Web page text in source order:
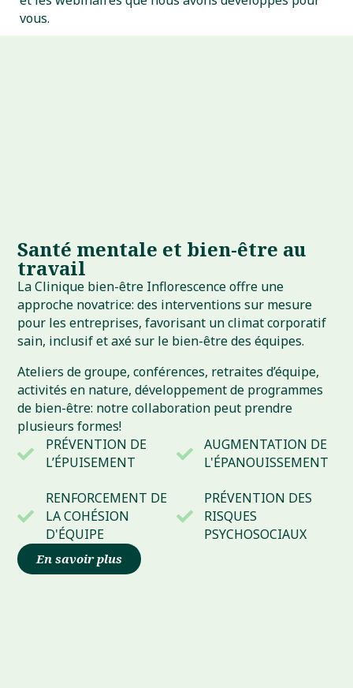
vous.
Santé mentale et bien-être au
travail
La Clinique bien-être Inflorescence offre une
approche novatrice: des interventions sur mesure
pour les entreprises, favorisant un climat corporatif
sain, inclusif et axé sur le bien-être des équipes.
Ateliers de groupe, conférences, retraites d’équipe,
activités en nature, développement de programmes
de bien-être: notre collaboration peut prendre
plusieurs formes!
PRÉVENTION DE
L’ÉPUISEMENT
RENFORCEMENT DE
LA COHÉSION
D'ÉQUIPE
AUGMENTATION DE
L'ÉPANOUISSEMENT
PRÉVENTION DES
RISQUES
PSYCHOSOCIAUX
En savoir plus